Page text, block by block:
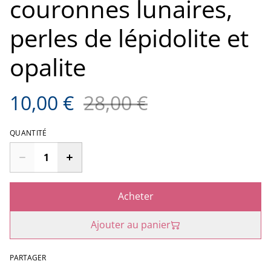
couronnes lunaires,
perles de lépidolite et
opalite
10,00 € 28,00 €
QUANTITÉ
Acheter
Ajouter au panier
PARTAGER